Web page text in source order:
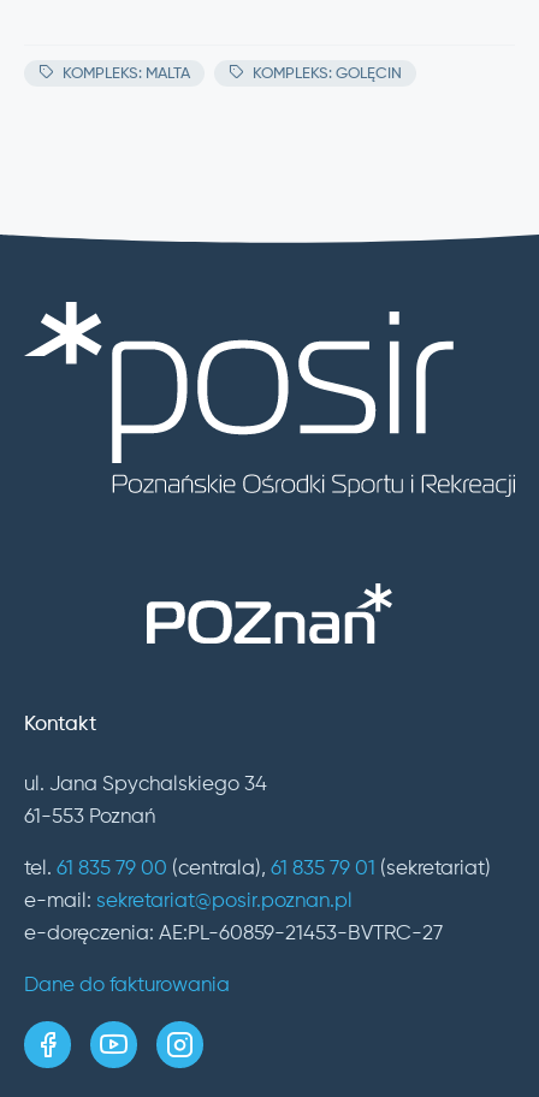
KOMPLEKS: MALTA KOMPLEKS: GOLĘCIN
Kontakt
ul. Jana Spychalskiego 34
61-553 Poznań
tel. 61 835 79 00 (centrala), 61 835 79 01 (sekretariat)
e-mail: sekretariat@posir.poznan.pl
e-doręczenia: AE:PL-60859-21453-BVTRC-27
Dane do fakturowania
strona w serwisie Facebook
kanał w serwisie YouTube
profil w serwisie Instagram